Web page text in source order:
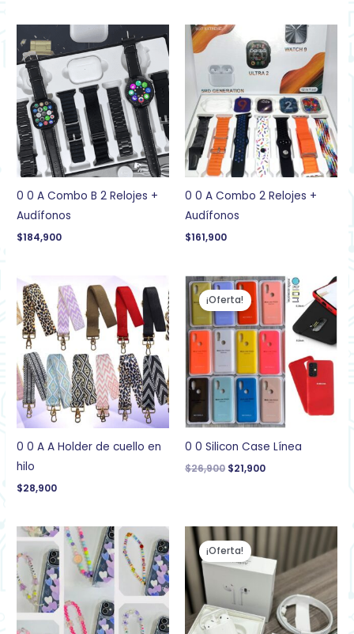
0 0 A Combo B 2 Relojes +
Audífonos
$184,900
0 0 A Combo 2 Relojes +
Audífonos
$161,900
0 0 A A Holder de cuello en
hilo
$28,900
¡Oferta!
0 0 Silicon Case Línea
$26,900
El
precio
original
era:
$26,900.
$21,900
El
precio
actual
$21,900.
¡Oferta!
precio
original
era:
$99,900.
actual
es:
$69,900.